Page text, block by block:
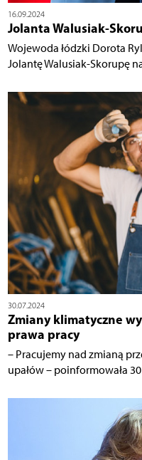
16.09.2024
Jolanta Walusiak-
Wojewoda łódzki Dorota
Jolantę Walusiak-Skorupę
30.07.2024
Zmiany klimatyczne
prawa pracy
– Pracujemy nad zmianą
upałów – poinformowała